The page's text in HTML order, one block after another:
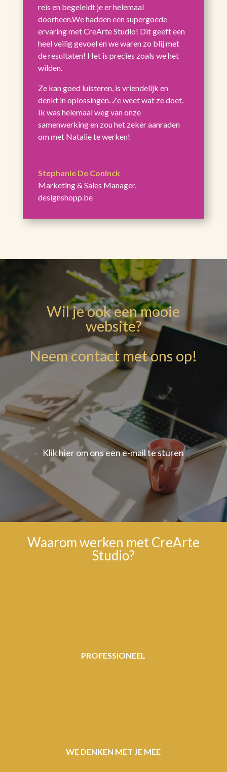
reis en begeleidt je er helemaal
doorheen.We hadden een supergoede
ervaring met CreArte Studio! Dit geeft een
heel veilig gevoel en we waren zo blij met
de resultaten! Het is precies zoals we het
wilden.
Ze kan goed luisteren, is vriendelijk en
denkt in oplossingen. Ze weet wat ze doet.
Ik was helemaal weg van onze
samenwerking en zou het zeker aanraden
om met Natalie te werken!
Stephanie De Coninck
Marketing & Sales Manager,
designshopp.be
Wil je ook een mooie
website?
Neem contact met ons op!
Klik hier om ons een e-mail te sturen
Waarom werken met CreArte
Studio?
PROFESSIONEEL
WE DENKEN MET JE MEE